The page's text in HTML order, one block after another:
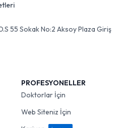
55 Sokak No:2 Aksoy Plaza Giriş
PROFESYONELLER
Doktorlar İçin
Web Siteniz İçin